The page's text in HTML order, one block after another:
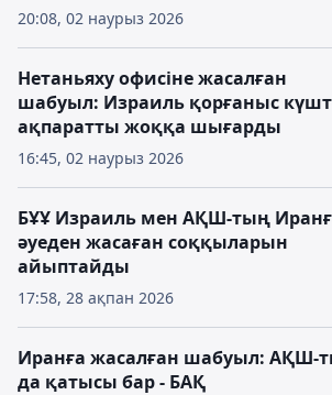
20:08, 02 наурыз 2026
16:45, 02 наурыз 2026
Нетаньяху офисіне жасалған
шабуыл: Израиль қорғаныс
ақпаратты жоққа шығарды
17:58, 28 ақпан 2026
БҰҰ Израиль мен АҚШ-тың
әуеден жасаған соққыларын
айыптайды
Иранға жасалған шабуыл: АҚШ-
да қатысы бар - БАҚ